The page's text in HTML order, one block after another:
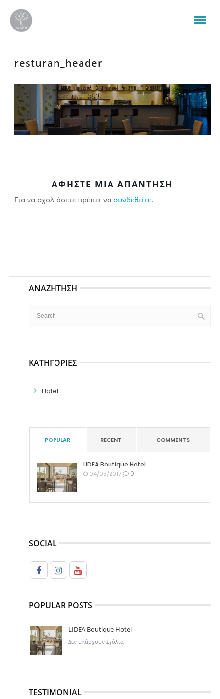
resturan_header
ΑΦΉΣΤΕ ΜΙΑ ΑΠΆΝΤΗΣΗ
Για να σχολιάσετε πρέπει να συνδεθείτε.
ΑΝΑΖΉΤΗΣΗ
ΚΑΤΗΓΟΡΊΕΣ
Hotel
POPULAR RECENT COMMENTS
LIDEA Boutique Hotel
04/05/2017 0
SOCIAL
POPULAR POSTS
LIDEA Boutique Hotel
Δεν υπάρχουν Σχόλια
TESTIMONIAL